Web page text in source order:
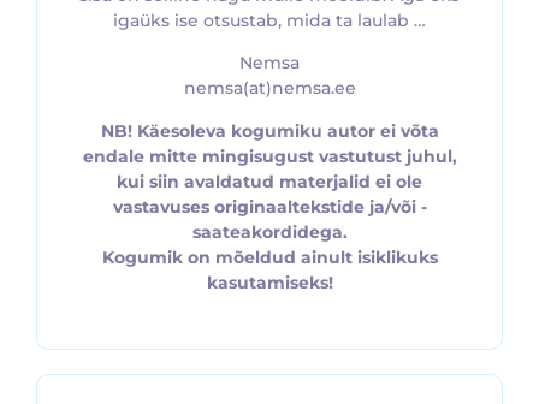
igaüks ise otsustab, mida ta laulab …
Nemsa
nemsa(at)nemsa.ee
NB! Käesoleva kogumiku autor ei võta
endale mitte mingisugust vastutust juhul,
kui siin avaldatud materjalid ei ole
vastavuses originaaltekstide ja/või -
saateakordidega.
Kogumik on mõeldud ainult isiklikuks
kasutamiseks!